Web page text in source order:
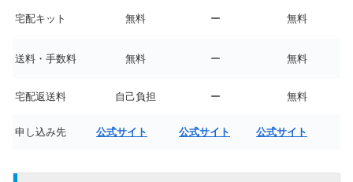
宅配キット 無料 ー 無料
送料・手数料 無料 ー 無料
宅配返送料 自己負担 ー 無料
申し込み先 公式サイト 公式サイト 公式サイト